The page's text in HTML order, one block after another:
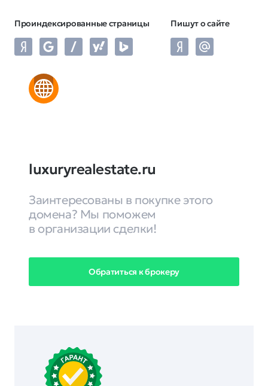
Проиндексированные страницы Пишут о сайте
luxuryrealestate.ru
Заинтересованы в покупке этого
домена? Мы поможем
в организации сделки!
Обратиться к брокеру